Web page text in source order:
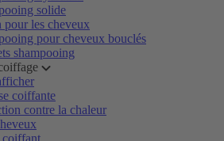
solide
pour les cheveux
pour cheveux bouclés
shampooing
coiffante
contre la chaleur
coiffant